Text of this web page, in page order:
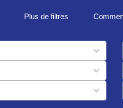
Plus de filtres